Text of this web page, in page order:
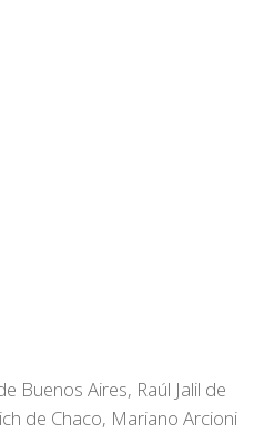
Buenos Aires, Raúl Jalil de
de Chaco, Mariano Arcioni